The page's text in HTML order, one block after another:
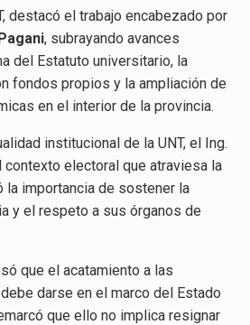
destacó el trabajo encabezado por
, subrayando avances
del Estatuto universitario, la
fondos propios y la ampliación de
en el interior de la provincia.
institucional de la UNT, el Ing.
electoral que atraviesa la
la importancia de sostener la
y el respeto a sus órganos de
que el acatamiento a las
darse en el marco del Estado
que ello no implica resignar